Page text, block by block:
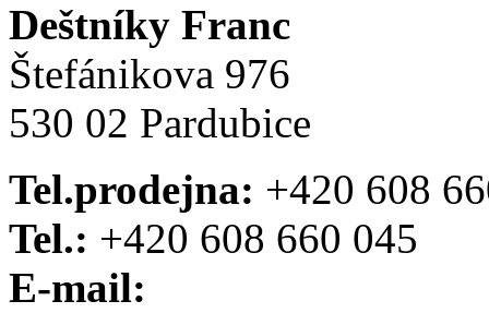
Deštníky Franc
Štefánikova 976
530 02 Pardubice
Tel.prodejna: +420 608
Tel.: +420 608 660 045
E-mail: